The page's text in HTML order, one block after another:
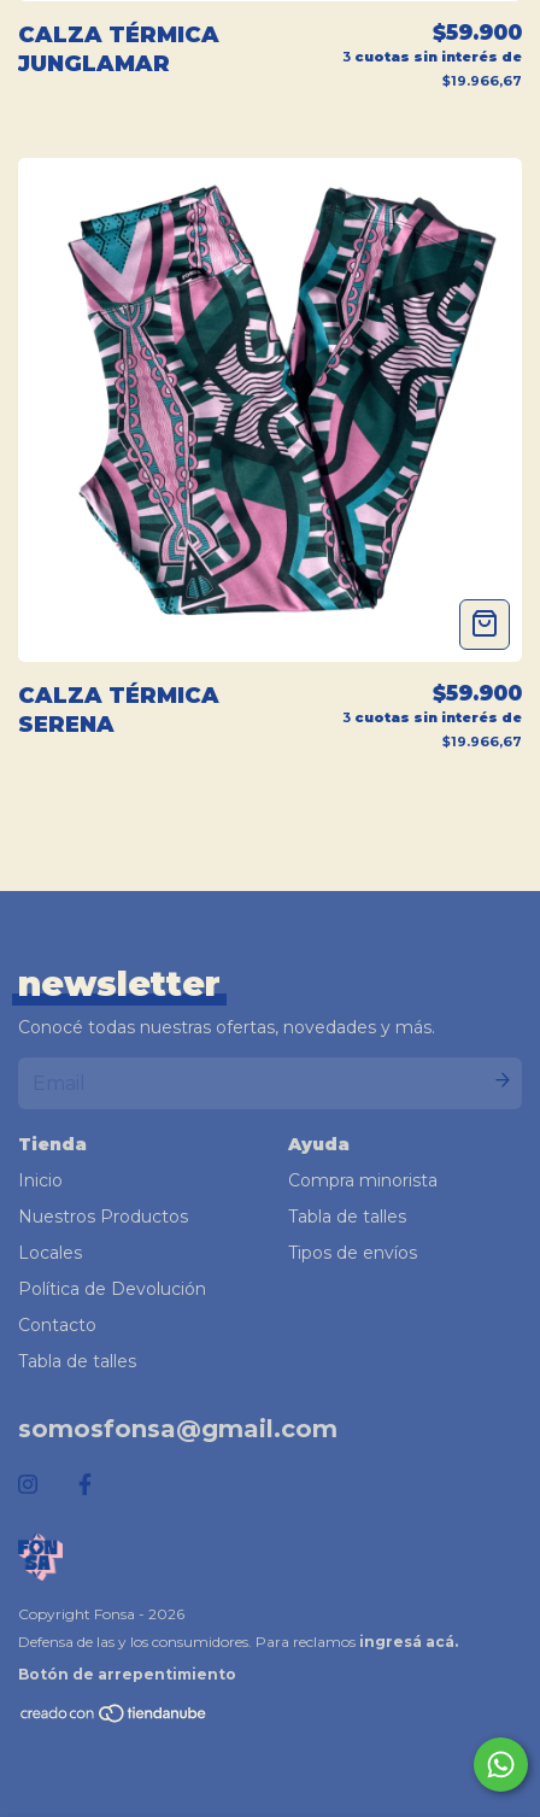
CALZA TÉRMICA
JUNGLAMAR
$59.900
3 cuotas sin interés de
$19.966,67
CALZA TÉRMICA
SERENA
$59.900
3 cuotas sin interés de
$19.966,67
newsletter
Conocé todas nuestras ofertas, novedades y más.
Tienda
Inicio
Nuestros Productos
Locales
Política de Devolución
Contacto
Tabla de talles
Ayuda
Compra minorista
Tabla de talles
Tipos de envíos
somosfonsa@gmail.com
Copyright Fonsa - 2026
Defensa de las y los consumidores. Para reclamos ingresá acá.
Botón de arrepentimiento